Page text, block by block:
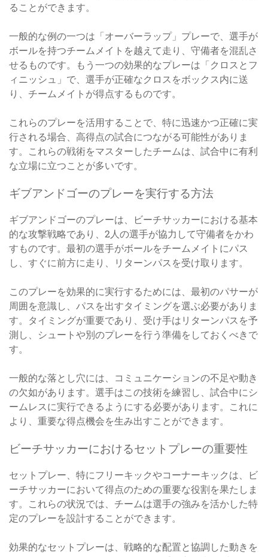
ることができます。
一般的な例の一つは「オーバーラップ」プレーで、選手が
ボールを持つチームメイトを越えて走り、守備者を混乱さ
せるものです。もう一つの効果的なプレーは「クロスとフ
ィニッシュ」で、選手が正確なクロスをボックス内に送
り、チームメイトが得点するものです。
これらのプレーを活用することで、特に迅速かつ正確に実
行される場合、高得点の試合につながる可能性がありま
す。これらの戦術をマスターしたチームは、試合中に有利
な立場に立つことが多いです。
ギブアンドゴーのプレーを実行する方法
ギブアンドゴーのプレーは、ビーチサッカーにおける基本
的な攻撃戦略であり、2人の選手が協力して守備者をかわ
すものです。最初の選手がボールをチームメイトにパス
し、すぐに前方に走り、リターンパスを受け取ります。
このプレーを効果的に実行するためには、最初のパサーが
周囲を意識し、パスを出すタイミングを選ぶ必要がありま
す。タイミングが重要であり、受け手はリターンパスを予
測し、シュートや別のプレーを行う準備をしておくべきで
す。
一般的な落とし穴には、コミュニケーションの不足や動き
の欠如があります。選手はこの技術を練習し、試合中にシ
ームレスに実行できるようにする必要があります。これに
より、重要な得点機会を生み出すことができます。
ビーチサッカーにおけるセットプレーの重要性
セットプレー、特にフリーキックやコーナーキックは、ビ
ーチサッカーにおいて得点のための重要な役割を果たしま
す。これらの状況では、チームは選手の強みを活かした特
定のプレーを設計することができます。
効果的なセットプレーは、戦略的な配置と協調した動きを